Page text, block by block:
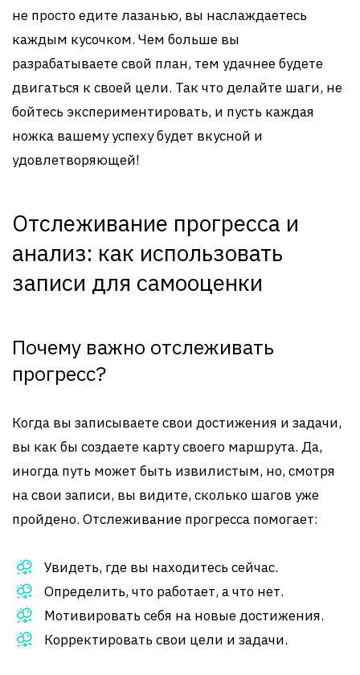
не просто едите лазанью, вы наслаждаетесь
каждым кусочком. Чем больше вы
разрабатываете свой план, тем удачнее будете
двигаться к своей цели. Так что делайте шаги, не
бойтесь экспериментировать, и пусть каждая
ножка вашему успеху будет вкусной и
удовлетворяющей!
Отслеживание прогресса и
анализ: как использовать
записи для самооценки
Почему важно отслеживать
прогресс?
Когда вы записываете свои достижения и задачи,
вы как бы создаете карту своего маршрута. Да,
иногда путь может быть извилистым, но, смотря
на свои записи, вы видите, сколько шагов уже
пройдено. Отслеживание прогресса помогает:
Увидеть, где вы находитесь сейчас.
Определить, что работает, а что нет.
Мотивировать себя на новые достижения.
Корректировать свои цели и задачи.